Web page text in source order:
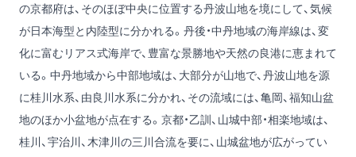
の京都府は、そのほぼ中央に位置する丹波山地を境にして、気候
が日本海型と内陸型に分かれる。丹後・中丹地域の海岸線は、変
化に富むリアス式海岸で、豊富な景勝地や天然の良港に恵まれて
いる。中丹地域から中部地域は、大部分が山地で、丹波山地を源
に桂川水系、由良川水系に分かれ、その流域には、亀岡、福知山盆
地のほか小盆地が点在する。京都・乙訓、山城中部・相楽地域は、
桂川、宇治川、木津川の三川合流を要に、山城盆地が広がってい